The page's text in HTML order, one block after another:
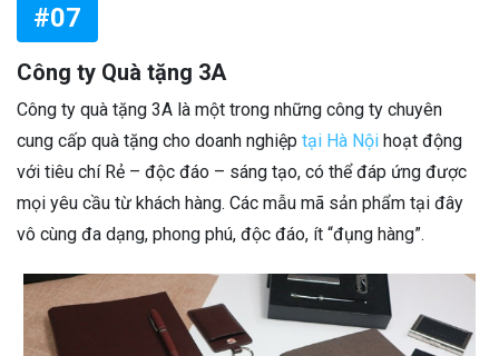
#07
Công ty Quà tặng 3A
Công ty quà tặng 3A là một trong những công ty chuyên
cung cấp quà tặng cho doanh nghiệp tại Hà Nội hoạt động
với tiêu chí Rẻ – độc đáo – sáng tạo, có thể đáp ứng được
mọi yêu cầu từ khách hàng. Các mẫu mã sản phẩm tại đây
vô cùng đa dạng, phong phú, độc đáo, ít “đụng hàng”.